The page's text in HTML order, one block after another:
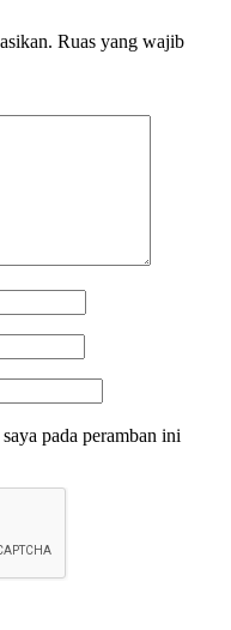
Ruas yang wajib
pada peramban ini